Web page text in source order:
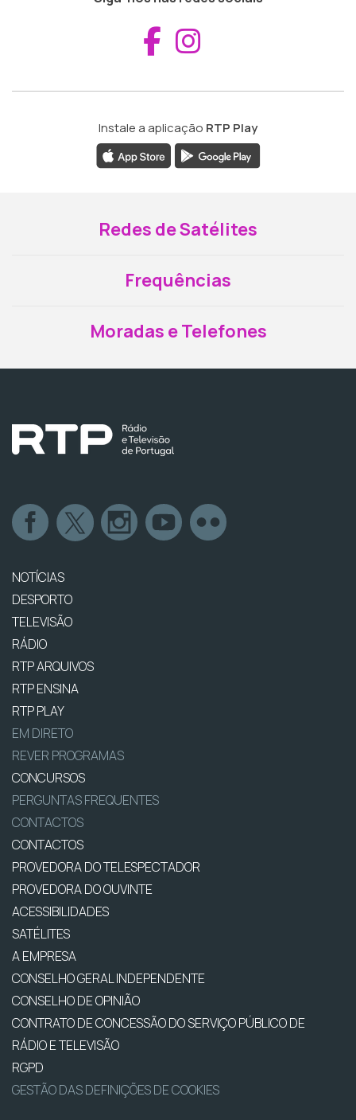
Aceder ao
Instale a aplicação RTP Play
Redes de Satélites
Frequências
Moradas e Telefones
NOTÍCIAS
DESPORTO
TELEVISÃO
RÁDIO
RTP ARQUIVOS
RTP ENSINA
RTP PLAY
EM DIRETO
REVER PROGRAMAS
CONCURSOS
PERGUNTAS FREQUENTES
CONTACTOS
CONTACTOS
PROVEDORA DO TELESPECTADOR
PROVEDORA DO OUVINTE
ACESSIBILIDADES
SATÉLITES
A EMPRESA
CONSELHO GERAL INDEPENDENTE
CONSELHO DE OPINIÃO
CONTRATO DE CONCESSÃO DO SERVIÇO PÚBLICO DE
RÁDIO E TELEVISÃO
RGPD
GESTÃO DAS DEFINIÇÕES DE COOKIES